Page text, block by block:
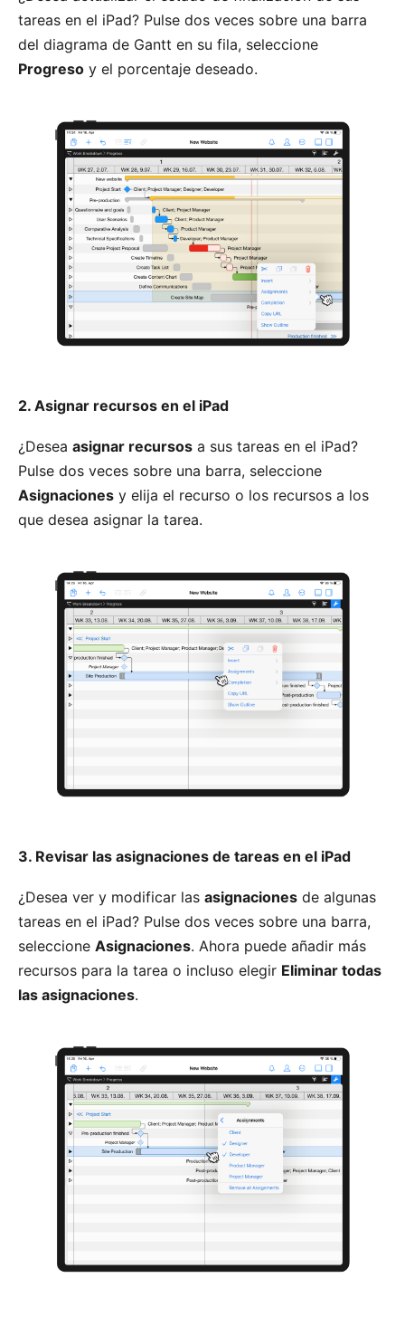
tareas en el iPad? Pulse dos veces sobre una barra
del diagrama de Gantt en su fila, seleccione
Progreso y el porcentaje deseado.
2. Asignar recursos en el iPad
¿Desea asignar recursos a sus tareas en el iPad?
Pulse dos veces sobre una barra, seleccione
Asignaciones y elija el recurso o los recursos a los
que desea asignar la tarea.
3. Revisar las asignaciones de tareas en el iPad
¿Desea ver y modificar las asignaciones de algunas
tareas en el iPad? Pulse dos veces sobre una barra,
seleccione Asignaciones. Ahora puede añadir más
recursos para la tarea o incluso elegir Eliminar todas
las asignaciones.